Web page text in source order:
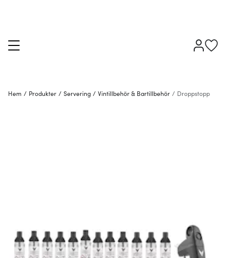
Hem / Produkter / Servering / Vintillbehör & Bartillbehör / Droppstopp